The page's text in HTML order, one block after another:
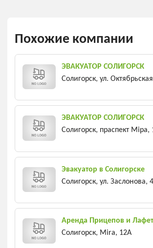
Похожие компании
ЭВАКУАТОР СОЛИГОРСК
Солигорск, ул.
ЭВАКУАТОР СОЛИГОРСК
Солигорск, праспект Міра,
Эвакуатор в Солигорске
Солигорск, ул. Заслонова,
Аренда Прицепов и
Солигорск, Mira, 12A